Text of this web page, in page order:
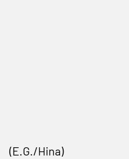
(E.G./Hina)